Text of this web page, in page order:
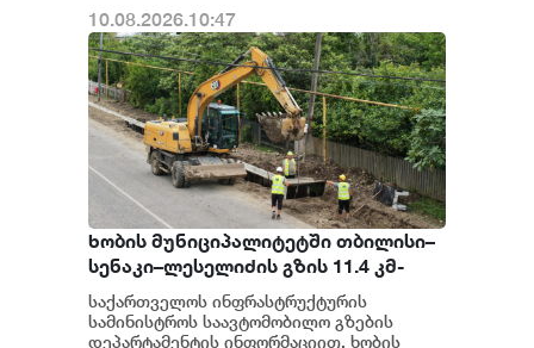
10.08.2026.10:47
ხობის მუნიციპალიტეტში თბილისი–
სენაკი–ლესელიძის გზის 11.4 კმ-
იანი მონაკვეთის პერიოდული
შეკეთება მიმდინარეობს
საქართველოს ინფრასტრუქტურის
სამინისტროს საავტომობილო გზების
დეპარტამენტის ინფორმაციით, ხობის